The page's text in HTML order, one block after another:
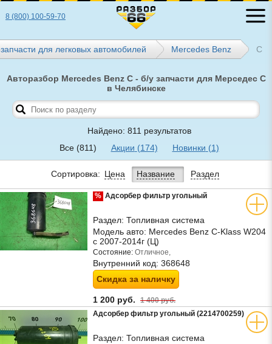
8 (800) 100-59-70
для легковых автомобилей Mercedes Benz C
Авторазбор Mercedes Benz C - б/у запчасти для Мерседес C
в Челябинске
Найдено: 811 результатов
Все (811) Акции (174) Новинки (1)
Сортировка: Цена Название Раздел
% Адсорбер фильтр угольный
Раздел: Топливная система
Модель авто: Mercedes Benz C-Klass W204
с 2007-2014г (Ц)
Состояние: Отличное,
Внутренний код: 368648
Скидка за наличку
1 200 руб. 1 400 руб.
Адсорбер фильтр угольный (2214700259)
Раздел: Топливная система